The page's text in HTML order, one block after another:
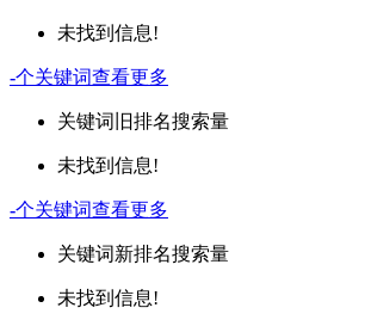
未找到信息!
-个关键词查看更多
关键词 旧排名搜索量
未找到信息!
-个关键词查看更多
关键词新排名搜索量
未找到信息!